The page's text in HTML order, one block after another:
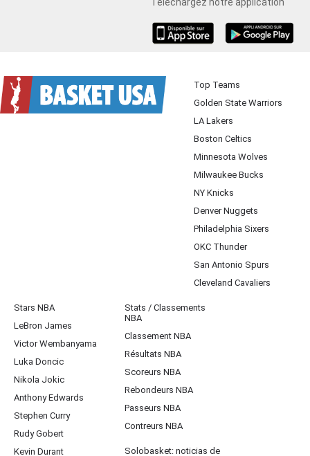
Téléchargez notre application
Top Teams
Golden State Warriors
LA Lakers
Boston Celtics
Minnesota Wolves
Milwaukee Bucks
NY Knicks
Denver Nuggets
Philadelphia Sixers
OKC Thunder
San Antonio Spurs
Cleveland Cavaliers
Stars NBA
LeBron James
Victor Wembanyama
Luka Doncic
Nikola Jokic
Anthony Edwards
Stephen Curry
Rudy Gobert
Kevin Durant
Stats / Classements
NBA
Classement NBA
Résultats NBA
Scoreurs NBA
Rebondeurs NBA
Passeurs NBA
Contreurs NBA
Solobasket: noticias de